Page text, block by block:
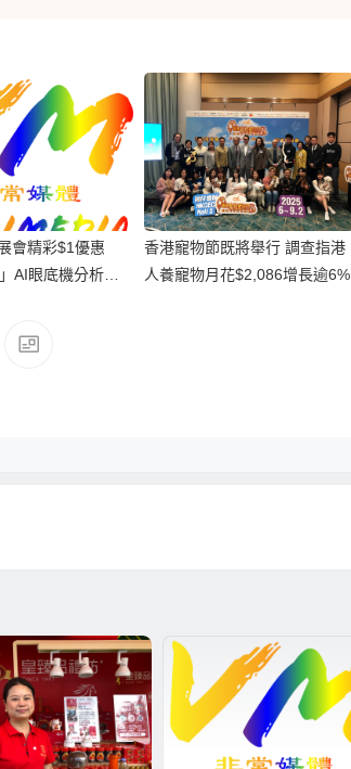
會精彩$1優惠
AI眼底機分析消
香港寵物節既將舉行 調查指港
人養寵物月花$2,086增長逾6%